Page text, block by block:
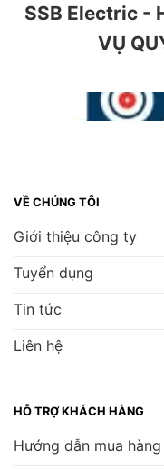
SSB Electric -
VỤ
VỀ CHÚNG TÔI
Giới thiệu công ty
Tuyển dụng
Tin tức
Liên hệ
HỖ TRỢ KHÁCH HÀNG
Hướng dẫn mua hàng